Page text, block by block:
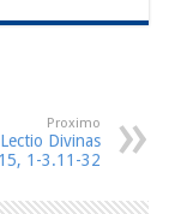
Proximo
Divinas
1-3.11-32